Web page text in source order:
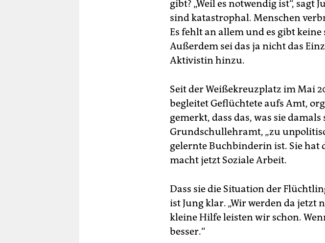
gibt? „Weil es notwendig ist“, sagt
sind katastrophal. Menschen
Es fehlt an allem und es gibt
Außerdem sei das ja nicht das
Aktivistin hinzu.
Seit der Weißekreuzplatz im Mai
begleitet Geflüchtete aufs Amt,
gemerkt, dass das, was sie
Grundschullehramt, „zu
gelernte Buchbinderin ist. Sie hat
macht jetzt Soziale Arbeit.
Dass sie die Situation der
ist Jung klar. „Wir werden da jetzt
kleine Hilfe leisten wir schon.
besser.“